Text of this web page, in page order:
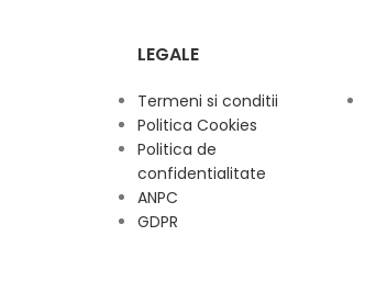
LEGALE
Termeni si conditii
Politica Cookies
Politica de
confidentialitate
ANPC
GDPR